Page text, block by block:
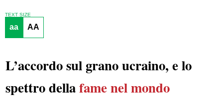
TEXT SIZE
aa AA
L’accordo sul grano ucraino, e lo
spettro dellafame nel mondo